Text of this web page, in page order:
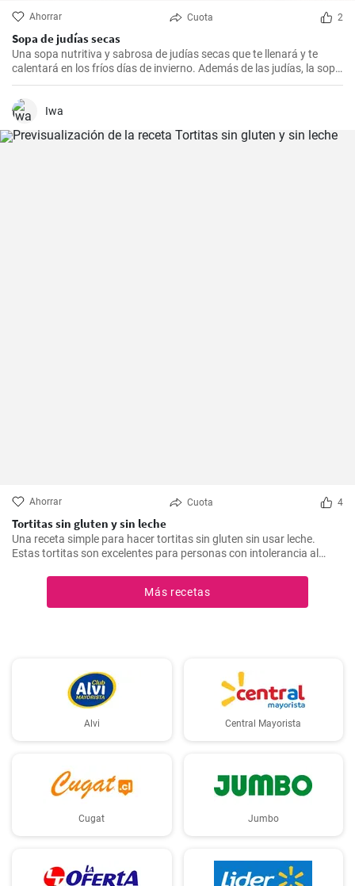
Ahorrar Cuota 2
Sopa de judías secas
Una sopa nutritiva y sabrosa de judías secas que te llenará y te
calentará en los fríos días de invierno. Además de las judías, la sopa
también tiene patatas, zanahorias y cebolla, que le dan un rico
sabor y aroma.
Iwa
Ahorrar Cuota 4
Tortitas sin gluten y sin leche
Una receta simple para hacer tortitas sin gluten sin usar leche.
Estas tortitas son excelentes para personas con intolerancia al
Más recetas
Alvi Central Mayorista
Cugat Jumbo